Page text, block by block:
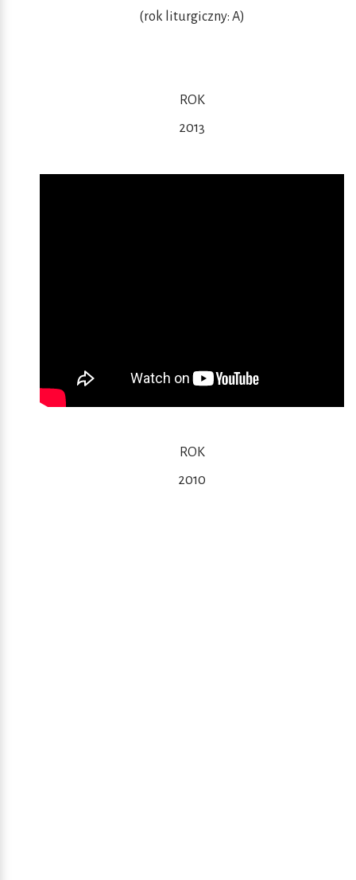
(rok liturgiczny: A)
ROK
2013
ROK
2010